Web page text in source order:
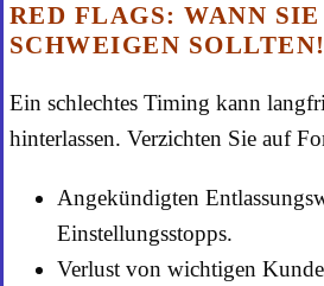
RED FLAGS: WANN
SCHWEIGEN SOLLTEN!
Ein schlechtes Timing kann
hinterlassen. Verzichten Sie auf
Angekündigten
Einstellungsstopps.
Verlust von wichtigen